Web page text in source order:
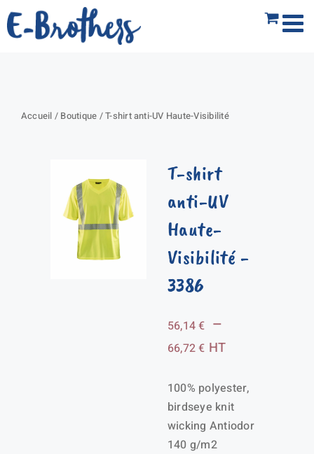
Passer
au
Accueil / Boutique /T-shirt anti-UV Haute-Visibilité
T-shirt
anti-UV
Haute-
Visibilité-
3386
56,14€ –
66,72€Plage
prix :
56,14 €
à
HT
100% polyester,
birdseye knit
wicking Antiodor
140 g/m2